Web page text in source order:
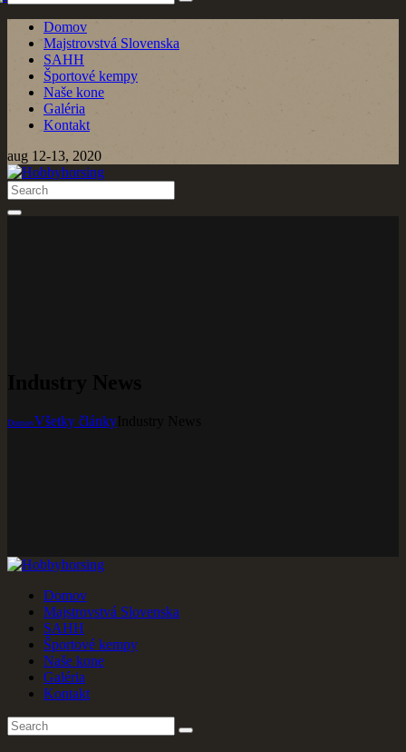
Domov
Majstrovstvá Slovenska
SAHH
Športové kempy
Naše kone
Galéria
Kontakt
aug 12-13, 2020
Všetky články
Domov
Majstrovstvá Slovenska
SAHH
Športové kempy
Naše kone
Galéria
Kontakt